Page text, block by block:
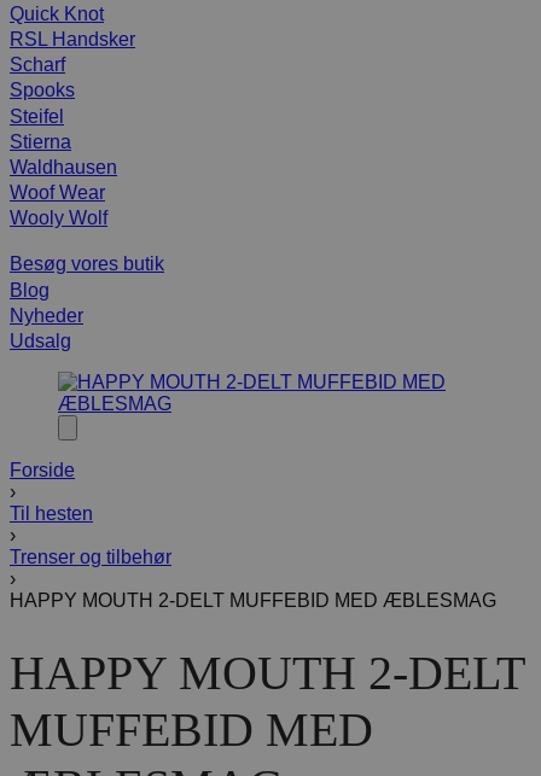
Quick Knot
RSL Handsker
Scharf
Spooks
Steifel
Stierna
Waldhausen
Woof Wear
Wooly Wolf
Besøg vores butik
Blog
Nyheder
Udsalg
Forside
›
Til hesten
›
Trenser og tilbehør
›
HAPPY MOUTH 2-DELT MUFFEBID MED ÆBLESMAG
HAPPY MOUTH 2-DELT
MUFFEBID MED